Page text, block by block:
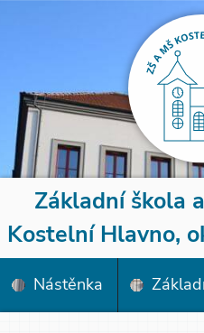
Základní škola
Kostelní Hlavno,
Nástěnka